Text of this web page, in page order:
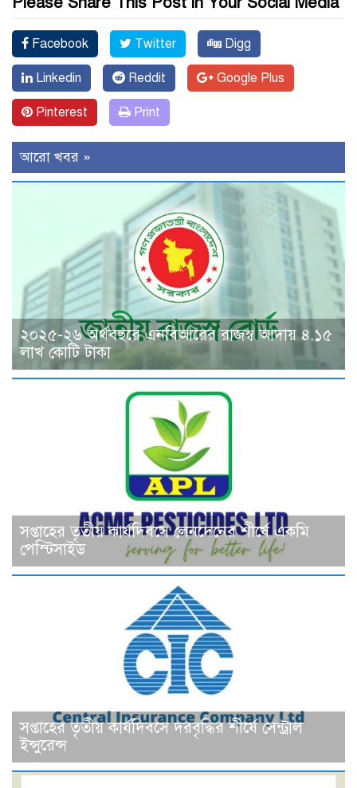
Facebook Twitter Digg
Linkedin Reddit Google Plus
Pinterest Print
আরো খবর »
২০২৫-২৬ অর্থবছরে এনবিআরের রাজস্ব আদায় ৪.১৫
লাখ কোটি টাকা
সপ্তাহের তৃতীয় কার্যদিবসে লেনদেনের শীর্ষে একমি
পেস্টিসাইড
সপ্তাহের তৃতীয় কার্যদিবসে দরবৃদ্ধির শীর্ষে সেন্ট্রাল
ইন্সুরেন্স